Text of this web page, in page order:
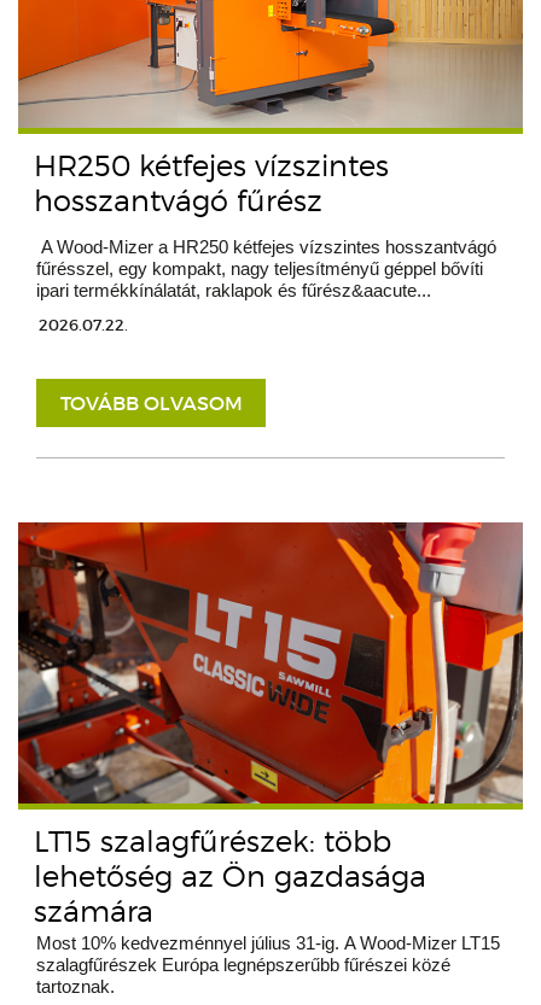
HR250 kétfejes vízszintes
hosszantvágó fűrész
A Wood-Mizer a HR250 kétfejes vízszintes hosszantvágó
fűrésszel, egy kompakt, nagy teljesítményű géppel bővíti
ipari termékkínálatát, raklapok és fűrész&aacute...
2026.07.22.
TOVÁBB OLVASOM
LT15 szalagfűrészek: több
lehetőség az Ön gazdasága
számára
Most 10% kedvezménnyel július 31-ig. A Wood-Mizer LT15
szalagfűrészek Európa legnépszerűbb fűrészei közé
tartoznak.